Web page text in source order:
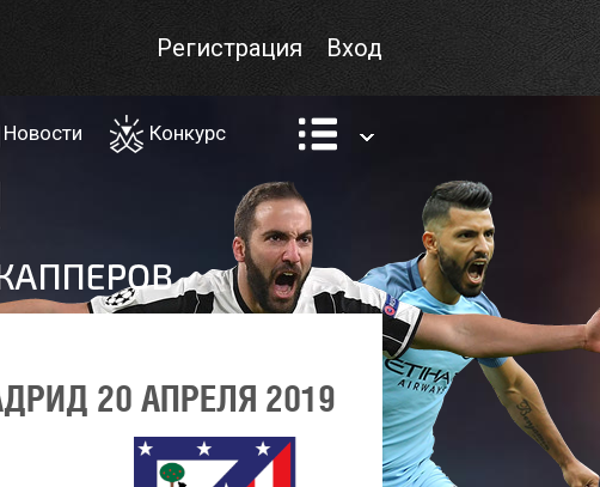
Вход
Регистрация
Новости Конкурс
20 АПРЕЛЯ 2019